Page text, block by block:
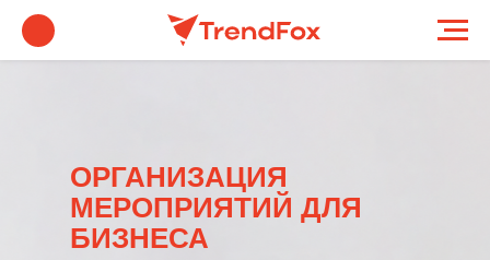
ОРГАНИЗАЦИЯ
МЕРОПРИЯТИЙ ДЛЯ
БИЗНЕСА